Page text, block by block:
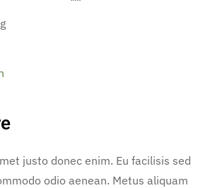
justo donec enim. Eu facilisis sed
odio aenean. Metus aliquam